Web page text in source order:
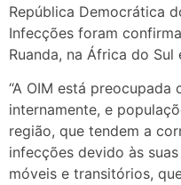
República Democrática
Infecções foram
Ruanda, na África do Sul
“A OIM está
internamente, e
região, que tendem a
infecções devido às
móveis e transitórios,